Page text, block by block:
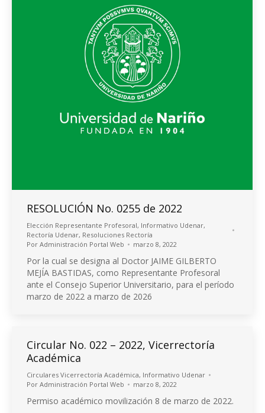
RESOLUCIÓN No. 0255 de 2022
Elección Representante Profesoral, Informativo Udenar,
Rectoría Udenar, Resoluciones Rectoría
Por Administración Portal Web marzo 8, 2022
Por la cual se designa al Doctor JAIME GILBERTO
MEJÍA BASTIDAS, como Representante Profesoral
ante el Consejo Superior Universitario, para el período
marzo de 2022 a marzo de 2026
Circular No. 022 – 2022, Vicerrectoría
Académica
Circulares Vicerrectoría Académica, Informativo Udenar
Por Administración Portal Web marzo 8, 2022
Permiso académico movilización 8 de marzo de 2022.